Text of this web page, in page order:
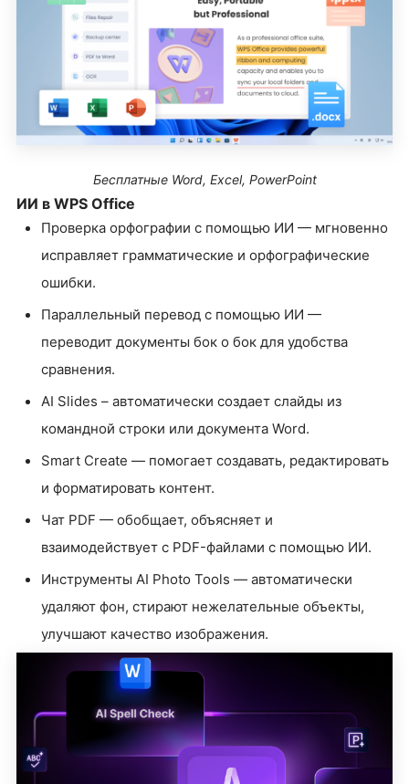
Бесплатные Word, Excel, PowerPoint
ИИ в WPS Office
Проверка орфографии с помощью ИИ — мгновенно
исправляет грамматические и орфографические
ошибки.
Параллельный перевод с помощью ИИ —
переводит документы бок о бок для удобства
сравнения.
AI Slides – автоматически создает слайды из
командной строки или документа Word.
Smart Create — помогает создавать, редактировать
и форматировать контент.
Чат PDF — обобщает, объясняет и
взаимодействует с PDF-файлами с помощью ИИ.
Инструменты AI Photo Tools — автоматически
удаляют фон, стирают нежелательные объекты,
улучшают качество изображения.